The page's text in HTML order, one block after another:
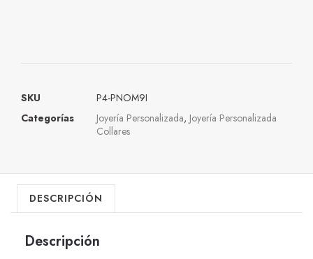
SKU
P4-PNOM9I
Categorías
Joyería Personalizada, Joyería Personalizada
Collares
DESCRIPCIÓN
Descripción